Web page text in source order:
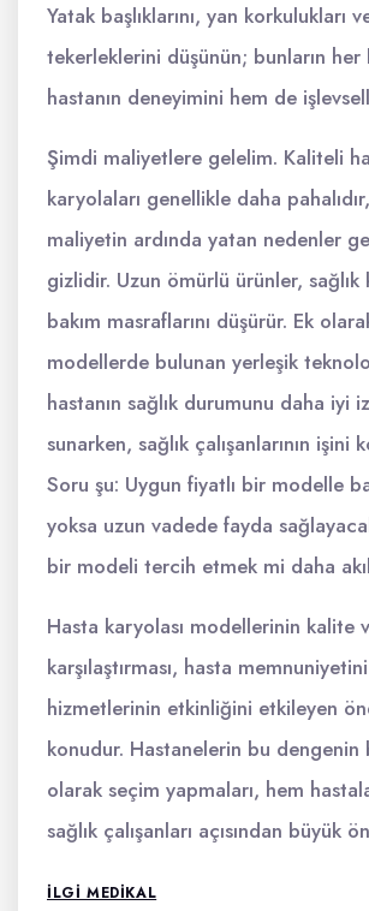
Yatak başlıklarını, yan korkulukları
tekerleklerini düşünün; bunların
hastanın deneyimini hem de
Şimdi maliyetlere gelelim. Kaliteli
karyolaları genellikle daha
maliyetin ardında yatan nedenler
gizlidir. Uzun ömürlü ürünler, sağlık
bakım masraflarını düşürür. Ek
modellerde bulunan yerleşik
hastanın sağlık durumunu daha iyi
sunarken, sağlık çalışanlarının işini
Soru şu: Uygun fiyatlı bir modelle
yoksa uzun vadede fayda
bir modeli tercih etmek mi daha
Hasta karyolası modellerinin kalite
karşılaştırması, hasta
hizmetlerinin etkinliğini etkileyen
konudur. Hastanelerin bu
olarak seçim yapmaları, hem
sağlık çalışanları açısından büyük
ILGI MEDIKAL